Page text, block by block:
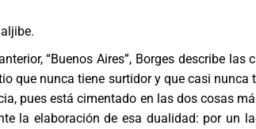
“Buenos Aires”, Borges describe las
que nunca tiene surtidor y que casi nunca
pues está cimentado en las dos cosas
la elaboración de esa dualidad: por un